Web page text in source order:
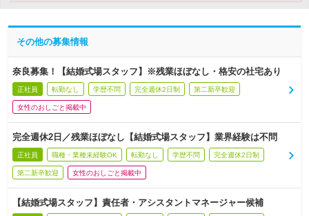
その他の募集情報
奈良募集！【結婚式場スタッフ】※残業ほぼなし・格安の社宅あり
正社員 転勤なし 学歴不問 完全週休2日制 第二新卒歓迎
女性のおしごと掲載中
完全週休2日／残業ほぼなし【結婚式場スタッフ】業界経験は不問
正社員 職種・業種未経験OK 転勤なし 学歴不問 完全週休2日制
第二新卒歓迎 女性のおしごと掲載中
【結婚式場スタッフ】責任者・アシスタントマネージャー候補